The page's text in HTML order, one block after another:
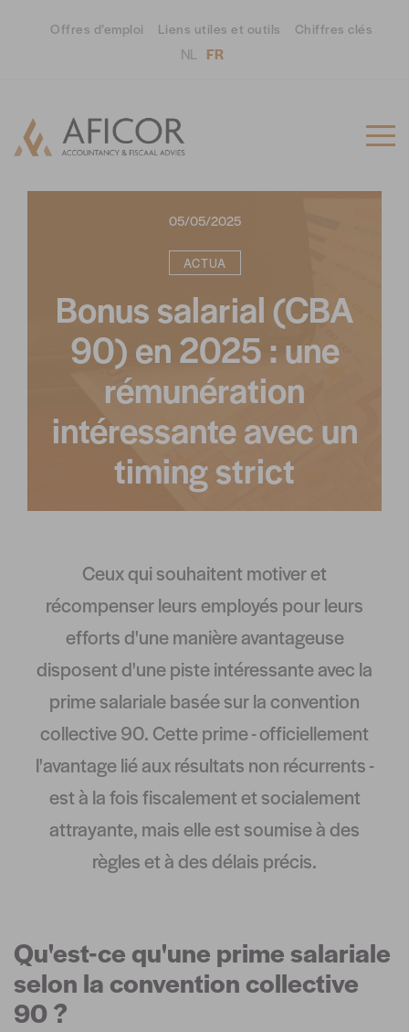
Offres d’emploi Liens utiles et outils Chiffres clés
NL FR
05/05/2025
ACTUA
Bonus salarial (CBA
90) en 2025 : une
rémunération
intéressante avec un
timing strict
Ceux qui souhaitent motiver et
récompenser leurs employés pour leurs
efforts d'une manière avantageuse
disposent d'une piste intéressante avec la
prime salariale basée sur la convention
collective 90. Cette prime - officiellement
l'avantage lié aux résultats non récurrents -
est à la fois fiscalement et socialement
attrayante, mais elle est soumise à des
règles et à des délais précis.
Qu'est-ce qu'une prime salariale
selon la convention collective
90 ?